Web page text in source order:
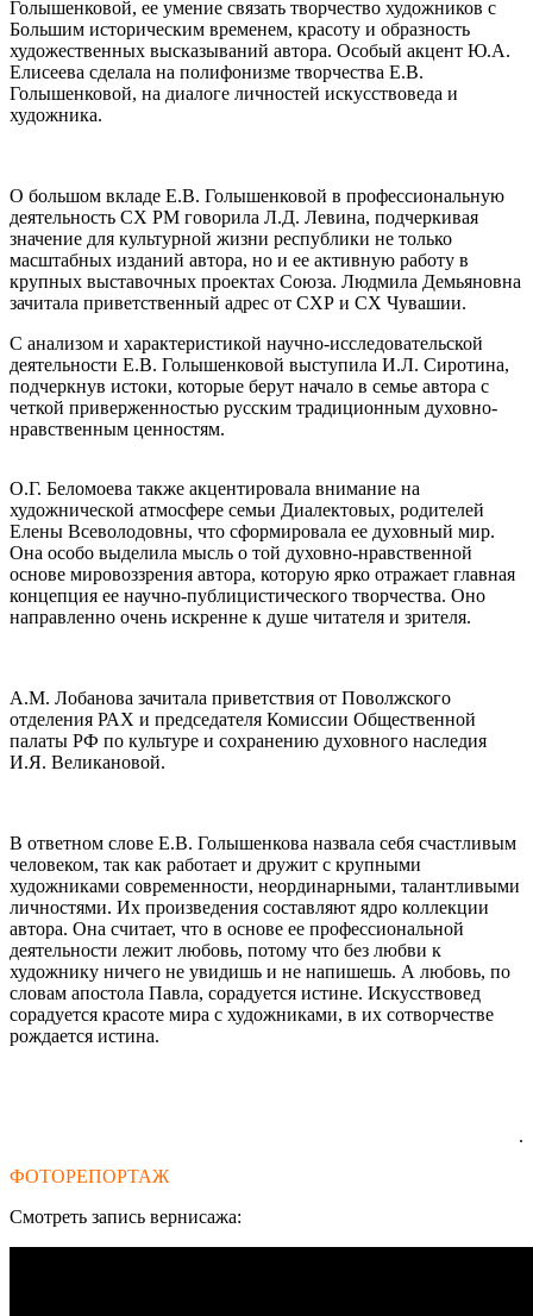
Голышенковой, ее умение связать творчество художников с
Большим историческим временем, красоту и образность
художественных высказываний автора. Особый акцент Ю.А.
Елисеева сделала на полифонизме творчества Е.В.
Голышенковой, на диалоге личностей искусствоведа и
художника.
О большом вкладе Е.В. Голышенковой в профессиональную
деятельность СХ РМ говорила Л.Д. Левина, подчеркивая
значение для культурной жизни республики не только
масштабных изданий автора, но и ее активную работу в
крупных выставочных проектах Союза. Людмила Демьяновна
зачитала приветственный адрес от СХР и СХ Чувашии.
С анализом и характеристикой научно-исследовательской
деятельности Е.В. Голышенковой выступила И.Л. Сиротина,
подчеркнув истоки, которые берут начало в семье автора с
четкой приверженностью русским традиционным духовно-
нравственным ценностям.
О.Г. Беломоева также акцентировала внимание на
художнической атмосфере семьи Диалектовых, родителей
Елены Всеволодовны, что сформировала ее духовный мир.
Она особо выделила мысль о той духовно-нравственной
основе мировоззрения автора, которую ярко отражает главная
концепция ее научно-публицистического творчества. Оно
направленно очень искренне к душе читателя и зрителя.
А.М. Лобанова зачитала приветствия от Поволжского
отделения РАХ и председателя Комиссии Общественной
палаты РФ по культуре и сохранению духовного наследия
И.Я. Великановой.
В ответном слове Е.В. Голышенкова назвала себя счастливым
человеком, так как работает и дружит с крупными
художниками современности, неординарными, талантливыми
личностями. Их произведения составляют ядро коллекции
автора. Она считает, что в основе ее профессиональной
деятельности лежит любовь, потому что без любви к
художнику ничего не увидишь и не напишешь. А любовь, по
словам апостола Павла, сорадуется истине. Искусствовед
сорадуется красоте мира с художниками, в их сотворчестве
рождается истина.
.
ФОТОРЕПОРТАЖ
Смотреть запись вернисажа: